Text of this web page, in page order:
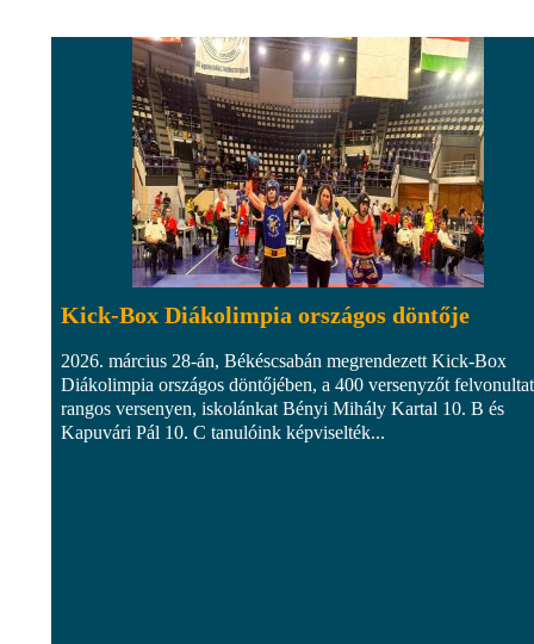
Kick-Box Diákolimpia országos döntője
2026. március 28-án, Békéscsabán megrendezett Kick-Box
Diákolimpia országos döntőjében, a 400 versenyzőt
rangos versenyen, iskolánkat Bényi Mihály Kartal 10. B és
Kapuvári Pál 10. C tanulóink képviselték...